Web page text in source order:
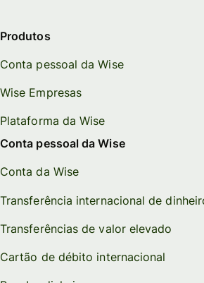
Produtos
Conta pessoal da Wise
Wise Empresas
Plataforma da Wise
Conta pessoal da Wise
Conta da Wise
Transferência internacional de
Transferências de valor elevado
Cartão de débito internacional